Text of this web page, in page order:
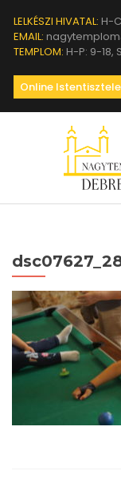
LELKÉSZI HIVATAL: H-
EMAIL:
TEMPLOM: H-P: 9-18,
Online